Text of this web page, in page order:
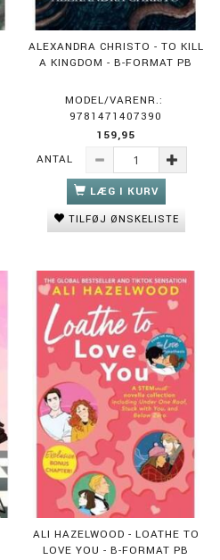
ALEXANDRA CHRISTO - TO KILL
A KINGDOM - B-FORMAT PB
MODEL/VARENR.:
9781471407390
159,95
ANTAL
LÆG I KURV
TILFØJ ØNSKELISTE
ALI HAZELWOOD - LOATHE TO
LOVE YOU - B-FORMAT PB